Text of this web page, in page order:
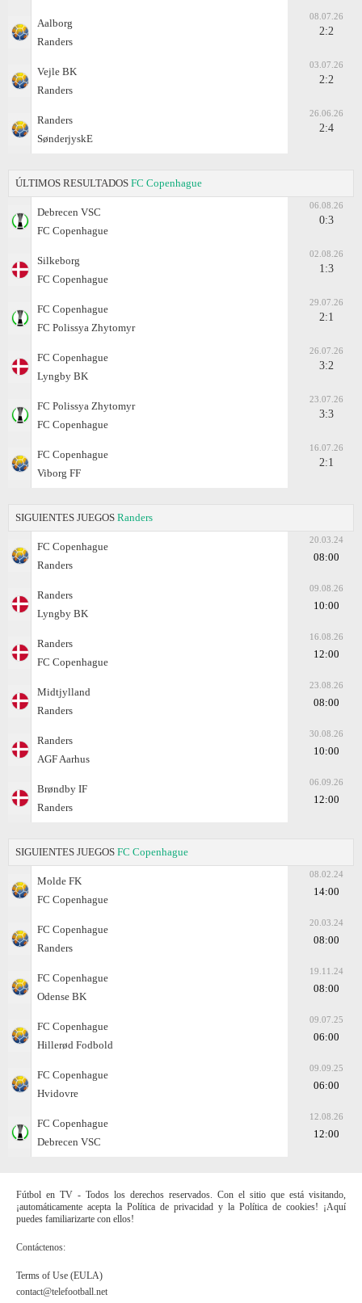
Aalborg
Randers
08.07.26
2:2
Vejle BK
Randers
03.07.26
2:2
Randers
SønderjyskE
26.06.26
2:4
ÚLTIMOS RESULTADOS FC Copenhague
Debrecen VSC
FC Copenhague
06.08.26
0:3
Silkeborg
FC Copenhague
02.08.26
1:3
FC Copenhague
FC Polissya Zhytomyr
29.07.26
2:1
FC Copenhague
Lyngby BK
26.07.26
3:2
FC Polissya Zhytomyr
FC Copenhague
23.07.26
3:3
FC Copenhague
Viborg FF
16.07.26
2:1
SIGUIENTES JUEGOS Randers
FC Copenhague
Randers
20.03.24
08:00
Randers
Lyngby BK
09.08.26
10:00
Randers
FC Copenhague
16.08.26
12:00
Midtjylland
Randers
23.08.26
08:00
Randers
AGF Aarhus
30.08.26
10:00
Brøndby IF
Randers
06.09.26
12:00
SIGUIENTES JUEGOS FC Copenhague
Molde FK
FC Copenhague
08.02.24
14:00
FC Copenhague
Randers
20.03.24
08:00
FC Copenhague
Odense BK
19.11.24
08:00
FC Copenhague
Hillerød Fodbold
09.07.25
06:00
FC Copenhague
Hvidovre
09.09.25
06:00
FC Copenhague
Debrecen VSC
12.08.26
12:00
Fútbol en TV - Todos los derechos reservados. Con el sitio que está visitando,
¡automáticamente acepta la Política de privacidad y la Política de cookies! ¡Aquí
puedes familiarizarte con ellos!
Contáctenos:
Terms of Use (EULA)
contact@telefootball.net